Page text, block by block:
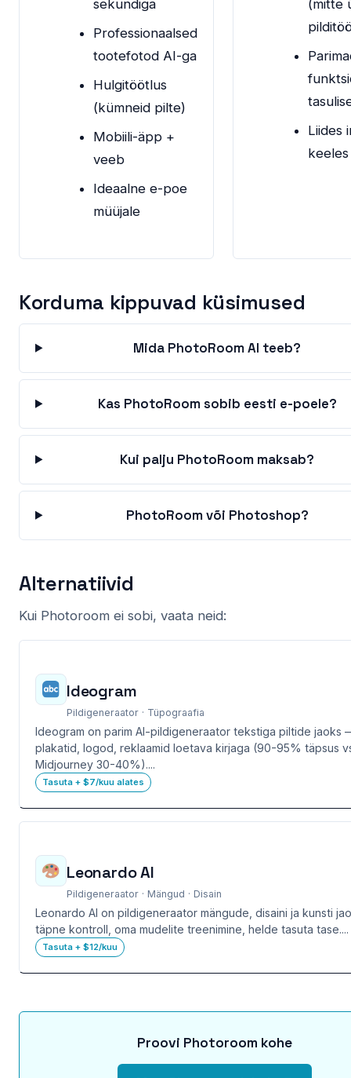
sekundiga
Professionaalsed
tootefotod AI-ga
Hulgitöötlus
(kümneid pilte)
Mobiili-äpp +
veeb
Ideaalne e-poe
müüjale
(mitte
Liides
keeles
Korduma kippuvad küsimused
Mida PhotoRoom AI teeb?
Kas PhotoRoom sobib eesti e-poele?
Kui palju PhotoRoom maksab?
PhotoRoom või Photoshop?
Alternatiivid
Kui Photoroom ei sobi, vaata neid:
Ideogram
Pildigeneraator · Tüpograafia
Ideogram on parim AI-pildigeneraator tekstiga piltide jaoks
plakatid, logod, reklaamid loetava kirjaga (90-95% täpsus
Midjourney 30-40%)....
Tasuta + $7/kuu alates
Leonardo AI
Pildigeneraator · Mängud · Disain
Leonardo AI on pildigeneraator mängude, disaini ja kunsti
täpne kontroll, oma mudelite treenimine, helde tasuta tase....
Tasuta + $12/kuu
Proovi Photoroom kohe